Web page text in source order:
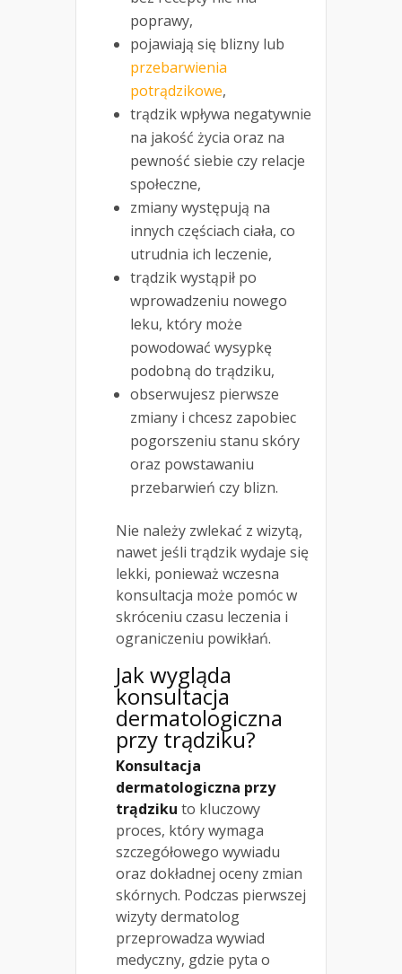
poprawy,
pojawiają się blizny lub
przebarwienia
potrądzikowe,
trądzik wpływa negatywnie
na jakość życia oraz na
pewność siebie czy relacje
społeczne,
zmiany występują na
innych częściach ciała, co
utrudnia ich leczenie,
trądzik wystąpił po
wprowadzeniu nowego
leku, który może
powodować wysypkę
podobną do trądziku,
obserwujesz pierwsze
zmiany i chcesz zapobiec
pogorszeniu stanu skóry
oraz powstawaniu
przebarwień czy blizn.
Nie należy zwlekać z wizytą,
nawet jeśli trądzik wydaje się
lekki, ponieważ wczesna
konsultacja może pomóc w
skróceniu czasu leczenia i
ograniczeniu powikłań.
Jak wygląda
konsultacja
dermatologiczna
przy trądziku?
Konsultacja
dermatologiczna przy
trądziku to kluczowy
proces, który wymaga
szczegółowego wywiadu
oraz dokładnej oceny zmian
skórnych. Podczas pierwszej
wizyty dermatolog
przeprowadza wywiad
medyczny, gdzie pyta o